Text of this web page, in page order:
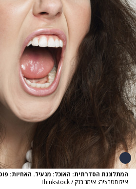
המתלוננת הסדרתית: האוכל: מגעיל. האחיות:
אילוסטרציה: אימג'בנק / Thinkstock